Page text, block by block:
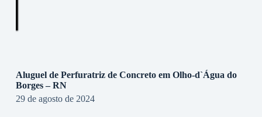
Aluguel de Perfuratriz de Concreto em Olho-d`Água do
Borges – RN
29 de agosto de 2024